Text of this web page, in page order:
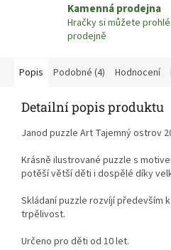
Kamenná prodejna
Hračky si můžete
prodejně
Popis Podobné (4) Hodnocení
Detailní popis produktu
Janod puzzle Art Tajemný ostrov
Krásně ilustrované puzzle s
potěší větší děti i dospělé díky
Skládaní puzzle rozvíjí především
trpělivost.
Určeno pro děti od 10 let.